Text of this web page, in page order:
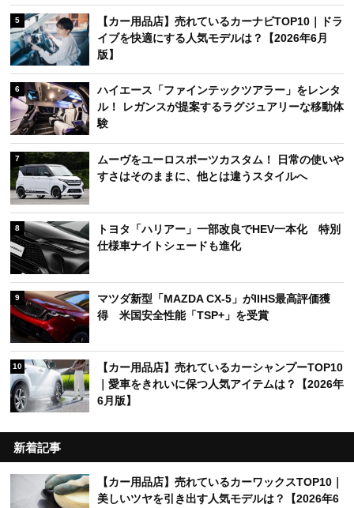
5
【カー用品店】売れているカーナビTOP10｜ドラ
イブを快適にする人気モデルは？【2026年6月
版】
6
ハイエース「ファインテックツアラー」をレンタ
ル！ レガンスが提案するラグジュアリーな移動体
験
7
ムーヴをユーロスポーツカスタム！ 日常の使いや
すさはそのままに、他とは違うスタイルへ
8
トヨタ「ハリアー」一部改良でHEV一本化 特別
仕様車ナイトシェードも進化
9
マツダ新型「MAZDA CX-5」がIIHS最高評価獲
得 米国安全性能「TSP+」を受賞
10
【カー用品店】売れているカーシャンプーTOP10
｜愛車をきれいに保つ人気アイテムは？【2026年
6月版】
新着記事
【カー用品店】売れているカーワックスTOP10｜
美しいツヤを引き出す人気モデルは？【2026年6